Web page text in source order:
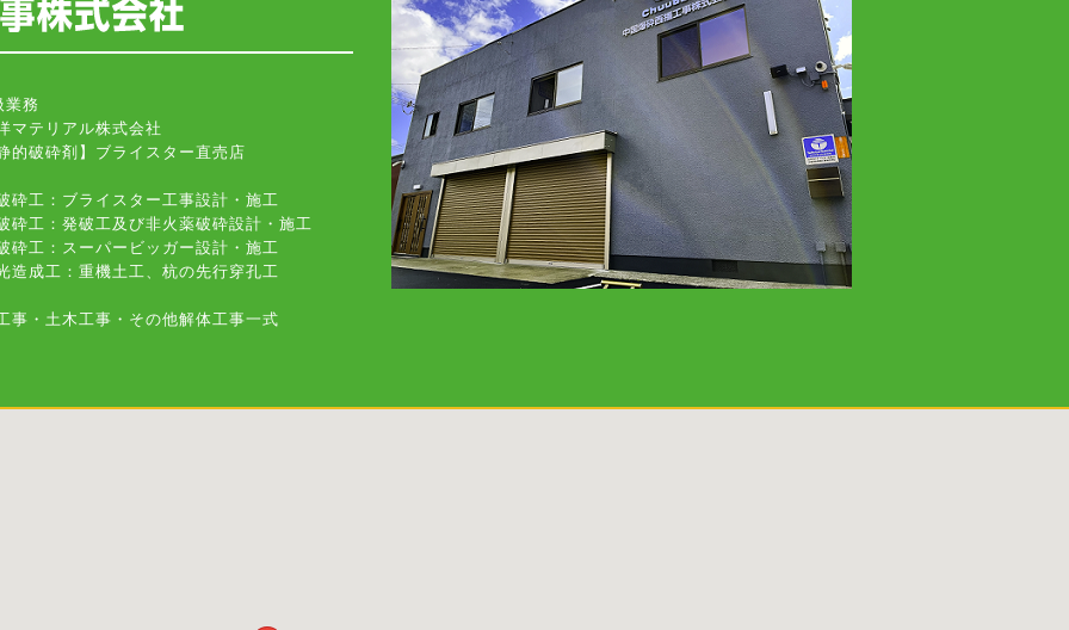
2024年3月 (1)
2024年2月 (1)
2024年1月 (2)
2023年12月 (1)
2023年9月 (4)
2023年8月 (2)
2023年7月 (1)
業務
マテリアル株式会社
破砕剤】ブライスター直売店
砕工：ブライスター工事設計・施工
砕工：発破工及び非火薬破砕設計・施工
砕工：スーパービッガー設計・施工
造成工：重機土工、杭の先行穿孔工
事・土木工事・その他解体工事一式